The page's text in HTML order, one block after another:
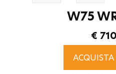
W75
€
ACQUISTA